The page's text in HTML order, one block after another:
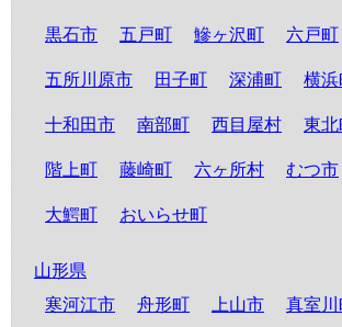
黒石市 五戸町 鰺ヶ沢町 六戸町
五所川原市 田子町 深浦町 横浜
十和田市 南部町 西目屋村 東北
階上町 藤崎町 六ヶ所村 むつ市
大鰐町 おいらせ町
山形県
寒河江市
舟形町 上山市 真室川